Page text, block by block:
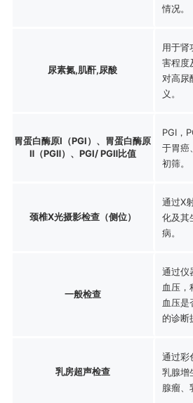
情况。
尿素氮,肌酐,尿酸
用于肾
害程度
对高尿
义。
胃蛋白酶原Ⅰ（PGⅠ）、胃蛋白酶原
Ⅱ（PGⅡ）、PGⅠ/ PGⅡ比值
PGⅠ，
于胃癌
初筛。
颈椎X光摄影检查（侧位）
通过X
化及其
病。
一般检查
通过仪
血压，
血压是
的诊断
乳房超声检查
通过彩
乳腺增
腺瘤、